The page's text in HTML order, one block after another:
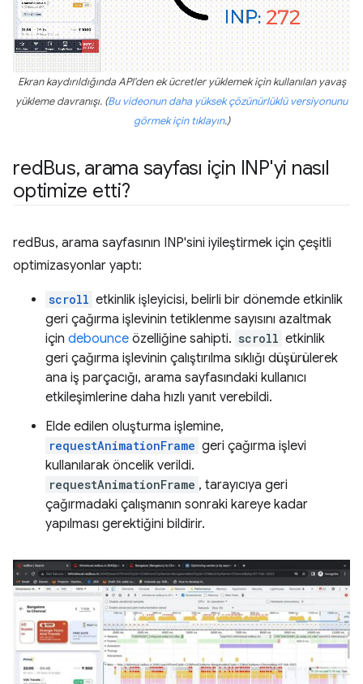
Ekran kaydırıldığında API'den ek ücretler yüklemek için kullanılan yavaş
yükleme davranışı. (Bu videonun daha yüksek çözünürlüklü versiyonunu
görmek için tıklayın.)
redBus, arama sayfası için INP'yi nasıl
optimize etti?
redBus, arama sayfasının INP'sini iyileştirmek için çeşitli
optimizasyonlar yaptı:
scroll etkinlik işleyicisi, belirli bir dönemde etkinlik
geri çağırma işlevinin tetiklenme sayısını azaltmak
için debounce özelliğine sahipti. scroll etkinlik
geri çağırma işlevinin çalıştırılma sıklığı düşürülerek
ana iş parçacığı, arama sayfasındaki kullanıcı
etkileşimlerine daha hızlı yanıt verebildi.
Elde edilen oluşturma işlemine,
requestAnimationFrame geri çağırma işlevi
kullanılarak öncelik verildi.
requestAnimationFrame , tarayıcıya geri
çağırmadaki çalışmanın sonraki kareye kadar
yapılması gerektiğini bildirir.